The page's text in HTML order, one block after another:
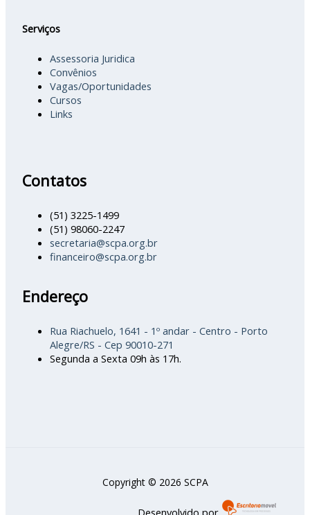
Serviços
Assessoria Juridica
Convênios
Vagas/Oportunidades
Cursos
Links
Contatos
(51) 3225-1499
(51) 98060-2247
secretaria@scpa.org.br
financeiro@scpa.org.br
Endereço
Rua Riachuelo, 1641 - 1º andar - Centro - Porto
Alegre/RS - Cep 90010-271
Segunda a Sexta 09h às 17h.
Copyright © 2026 SCPA
Desenvolvido por